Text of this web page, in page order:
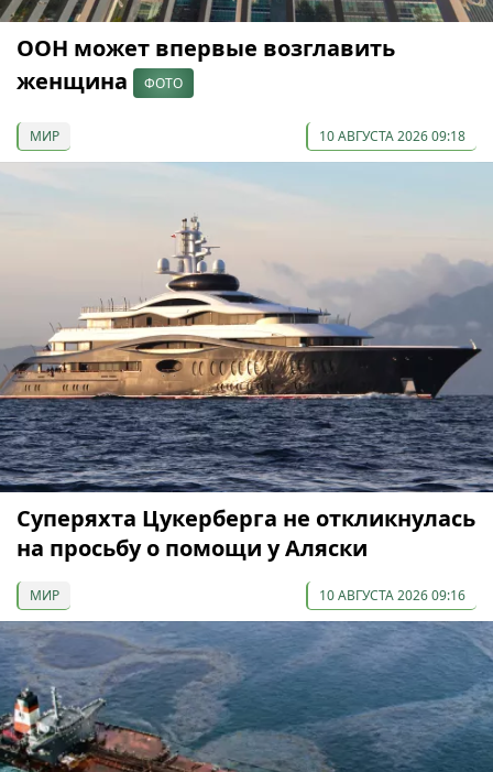
ООН может впервые возглавить
женщина
ФОТО
МИР 10 АВГУСТА 2026 09:18
Суперяхта Цукерберга не откликнулась
на просьбу о помощи у Аляски
МИР 10 АВГУСТА 2026 09:16